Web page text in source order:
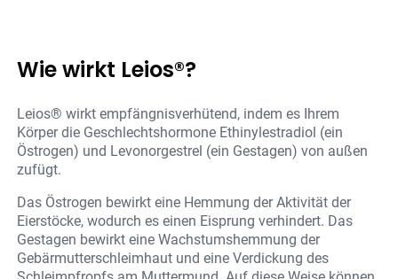
Wie wirkt Leios®?
Leios® wirkt empfängnisverhütend, indem es Ihrem
Körper die Geschlechtshormone Ethinylestradiol (ein
Östrogen) und Levonorgestrel (ein Gestagen) von außen
zufügt.
Das Östrogen bewirkt eine Hemmung der Aktivität der
Eierstöcke, wodurch es einen Eisprung verhindert. Das
Gestagen bewirkt eine Wachstumshemmung der
Gebärmutterschleimhaut und eine Verdickung des